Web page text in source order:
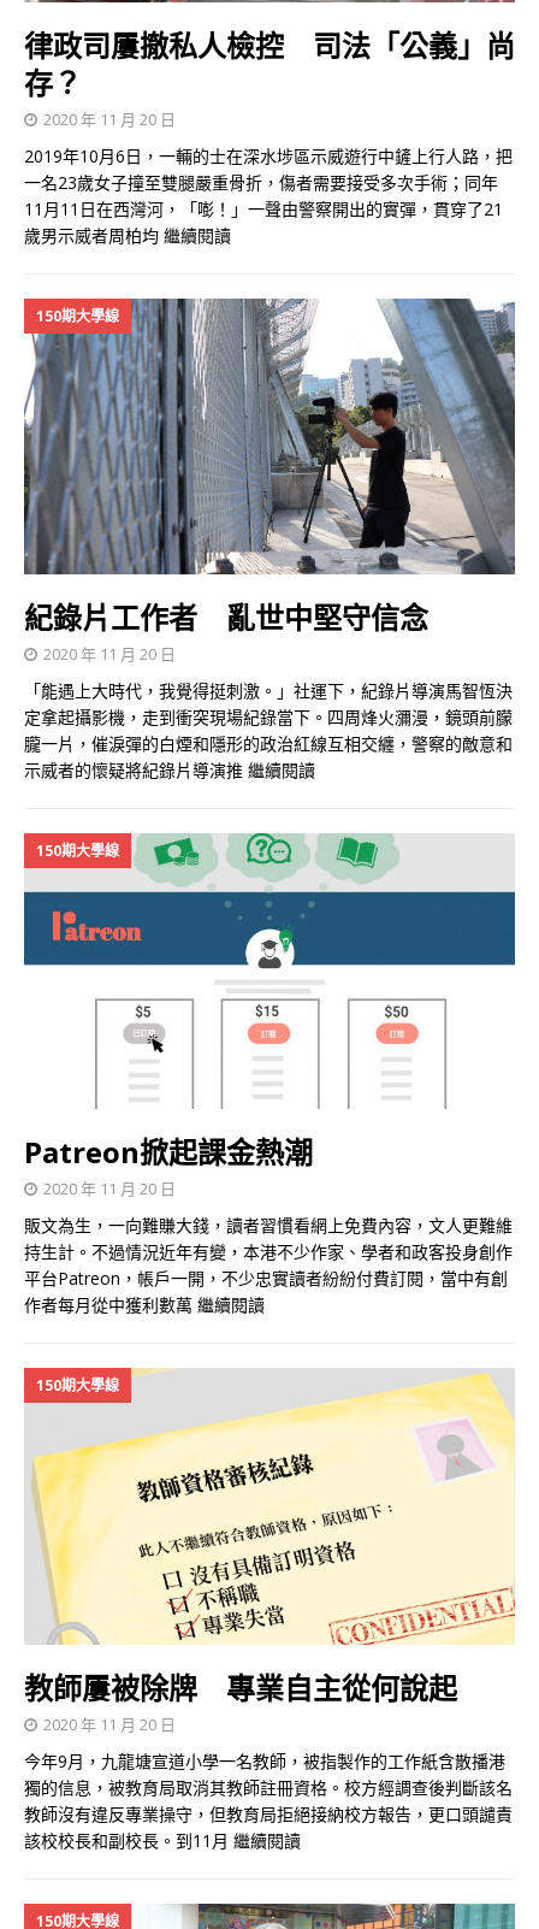
律政司屢撤私人檢控 司法「公義」尚
存？
2020 年 11 月 20 日
2019年10月6日，一輛的士在深水埗區示威遊行中鏟上行人路，把
一名23歲女子撞至雙腿嚴重骨折，傷者需要接受多次手術；同年
11月11日在西灣河，「嘭！」一聲由警察開出的實彈，貫穿了21
歲男示威者周柏均 繼續閱讀
150期大學線
紀錄片工作者 亂世中堅守信念
2020 年 11 月 20 日
「能遇上大時代，我覺得挺刺激。」社運下，紀錄片導演馬智恆決
定拿起攝影機，走到衝突現場紀錄當下。四周烽火瀰漫，鏡頭前朦
朧一片，催淚彈的白煙和隱形的政治紅線互相交纏，警察的敵意和
示威者的懷疑將紀錄片導演推 繼續閱讀
150期大學線
Patreon掀起課金熱潮
2020 年 11 月 20 日
販文為生，一向難賺大錢，讀者習慣看網上免費內容，文人更難維
持生計。不過情況近年有變，本港不少作家、學者和政客投身創作
平台Patreon，帳戶一開，不少忠實讀者紛紛付費訂閱，當中有創
作者每月從中獲利數萬 繼續閱讀
150期大學線
教師屢被除牌 專業自主從何說起
2020 年 11 月 20 日
今年9月，九龍塘宣道小學一名教師，被指製作的工作紙含散播港
獨的信息，被教育局取消其教師註冊資格。校方經調查後判斷該名
教師沒有違反專業操守，但教育局拒絕接納校方報告，更口頭譴責
該校校長和副校長。到11月 繼續閱讀
150期大學線